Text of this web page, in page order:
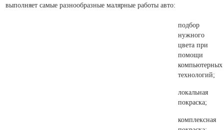
выполняет самые разнообразные малярные работы авто:
подбор
нужного
цвета при
помощи
компьютерных
технологий;
локальная
покраска;
комплексная